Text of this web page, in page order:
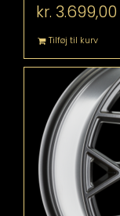
kr. 3.699,00
Tilføj til kurv